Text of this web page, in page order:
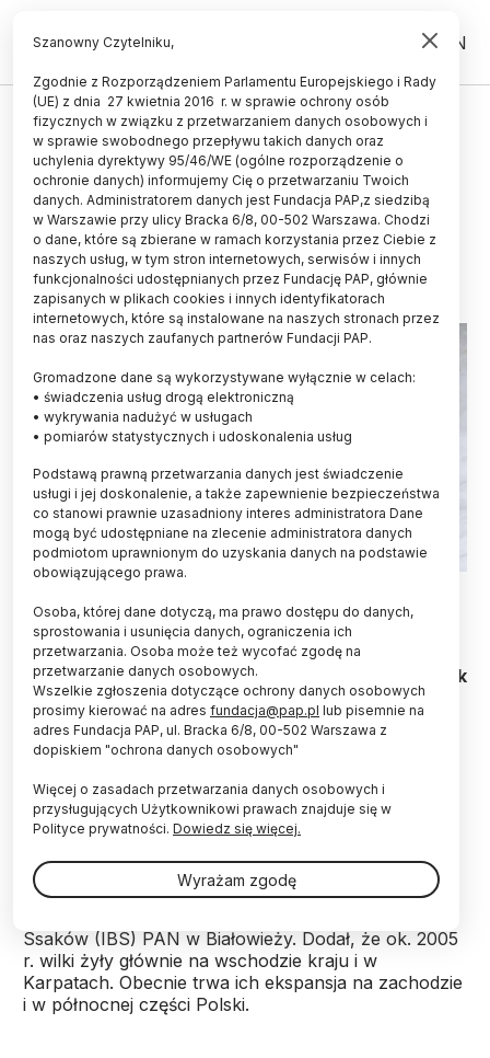
PL EN
ŻYCIE
Eksperci w Senacie rozmawiali o
ochronie wilka
ANNA ŚLĄZAK
10.04.2015
aktualizacja: 23.01.2018
4 minuty czytania
Fot. Fotolia
Wilka trzeba chronić - uznali naukowcy, leśnicy i
myśliwi, uczestnicy konferencji "Przyszłość wilka
w Polsce" w Senacie. Każda z tych grup ma jednak
inną wizję ochrony. Eksperci zgodzili się, że w
Polsce nie ma jednolitego systemu monitoringu
populacji wilka.
W Polsce żyje obecnie ok. tysiąca wilków - to
najwięcej od momentu zakończenia II wojny
w 1998 r. - powiedział na czwartkowej konferencji
zorganizowanej przez senacką komisję środowiska
Ssaków (IBS) PAN w Białowieży. Dodał, że ok. 2005
r. wilki żyły głównie na wschodzie kraju i w
Karpatach. Obecnie trwa ich ekspansja na zachodzie
i w północnej części Polski.
Szanowny Czytelniku,
Zgodnie z Rozporządzeniem Parlamentu Europejskiego i Rady
(UE) z dnia 27 kwietnia 2016 r. w sprawie ochrony osób
fizycznych w związku z przetwarzaniem danych osobowych i
w sprawie swobodnego przepływu takich danych oraz
uchylenia dyrektywy 95/46/WE (ogólne rozporządzenie o
ochronie danych) informujemy Cię o przetwarzaniu Twoich
danych. Administratorem danych jest Fundacja PAP,z siedzibą
w Warszawie przy ulicy Bracka 6/8, 00-502 Warszawa. Chodzi
o dane, które są zbierane w ramach korzystania przez Ciebie z
naszych usług, w tym stron internetowych, serwisów i innych
funkcjonalności udostępnianych przez Fundację PAP, głównie
zapisanych w plikach cookies i innych identyfikatorach
internetowych, które są instalowane na naszych stronach przez
nas oraz naszych zaufanych partnerów Fundacji PAP.
Gromadzone dane są wykorzystywane wyłącznie w celach:
• świadczenia usług drogą elektroniczną
• wykrywania nadużyć w usługach
• pomiarów statystycznych i udoskonalenia usług
Podstawą prawną przetwarzania danych jest świadczenie
usługi i jej doskonalenie, a także zapewnienie bezpieczeństwa
co stanowi prawnie uzasadniony interes administratora Dane
mogą być udostępniane na zlecenie administratora danych
podmiotom uprawnionym do uzyskania danych na podstawie
obowiązującego prawa.
Osoba, której dane dotyczą, ma prawo dostępu do danych,
sprostowania i usunięcia danych, ograniczenia ich
przetwarzania. Osoba może też wycofać zgodę na
przetwarzanie danych osobowych.
Wszelkie zgłoszenia dotyczące ochrony danych osobowych
prosimy kierować na adres fundacja@pap.pl lub pisemnie na
adres Fundacja PAP, ul. Bracka 6/8, 00-502 Warszawa z
dopiskiem "ochrona danych osobowych"
Więcej o zasadach przetwarzania danych osobowych i
przysługujących Użytkownikowi prawach znajduje się w
Polityce prywatności. Dowiedz się więcej.
Wyrażam zgodę